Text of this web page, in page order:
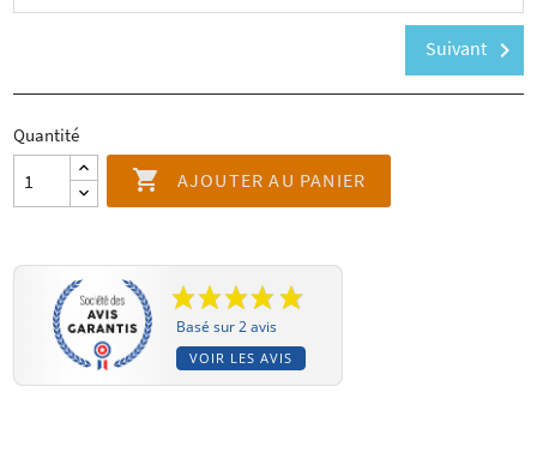
Suivant chevron_right
Quantité
 AJOUTER AU PANIER
Basé sur 2 avis
VOIR LES AVIS